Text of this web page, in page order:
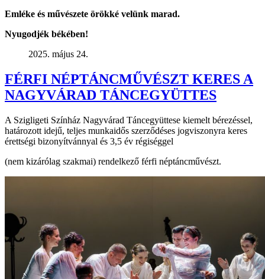
Emléke és művészete örökké velünk marad.
Nyugodjék békében!
2025. május 24.
FÉRFI NÉPTÁNCMŰVÉSZT KERES A
NAGYVÁRAD TÁNCEGYÜTTES
A Szigligeti Színház Nagyvárad Táncegyüttese kiemelt bérezéssel,
határozott idejű, teljes munkaidős szerződéses jogviszonyra keres
érettségi bizonyítvánnyal és 3,5 év régiséggel
(nem kizárólag szakmai) rendelkező férfi néptáncművészt.